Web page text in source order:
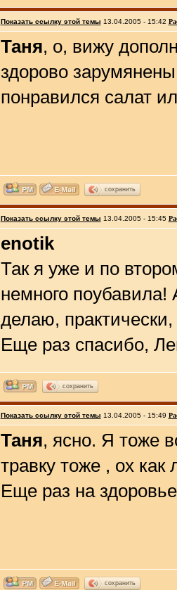
Показать ссылку этой темы 13.04.2005 - 15:42
Таня, о, вижу
здорово
понравился салат
сохранить
Показать ссылку этой темы 13.04.2005 - 15:45
enotik
Так я уже и по
немного
делаю,
Еще раз спасибо,
сохранить
Показать ссылку этой темы 13.04.2005 - 15:49
Таня, ясно. Я тоже
травку тоже , ох
Еще раз на
сохранить